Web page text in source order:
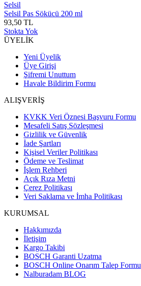
Selsil
Selsil Pas Sökücü 200 ml
93,50 TL
Stokta Yok
ÜYELİK
Yeni Üyelik
Üye Girişi
Şifremi Unuttum
Havale Bildirim Formu
ALIŞVERİŞ
KVKK Veri Öznesi Başvuru Formu
Mesafeli Satış Sözleşmesi
Gizlilik ve Güvenlik
İade Şartları
Kişisel Veriler Politikası
Ödeme ve Teslimat
İşlem Rehberi
Açık Rıza Metni
Çerez Politikası
Veri Saklama ve İmha Politikası
KURUMSAL
Hakkımızda
İletişim
Kargo Takibi
BOSCH Garanti Uzatma
BOSCH Online Onarım Talep Formu
Nalburadam BLOG